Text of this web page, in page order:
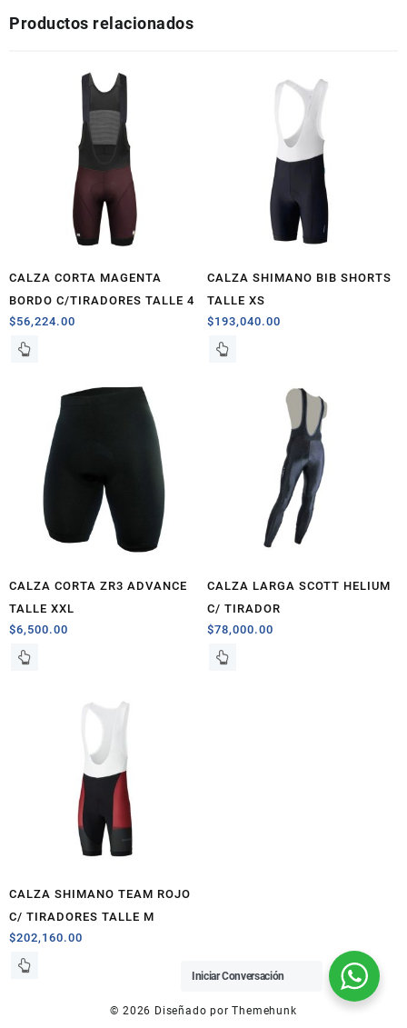
Productos relacionados
CALZA CORTA MAGENTA
BORDO C/TIRADORES TALLE 4
$56,224.00
CALZA SHIMANO BIB SHORTS
TALLE XS
$193,040.00
CALZA CORTA ZR3 ADVANCE
TALLE XXL
$6,500.00
CALZA LARGA SCOTT HELIUM
C/ TIRADOR
$78,000.00
CALZA SHIMANO TEAM ROJO
C/ TIRADORES TALLE M
$202,160.00
© 2026 Diseñado por Themehunk
Iniciar Conversación